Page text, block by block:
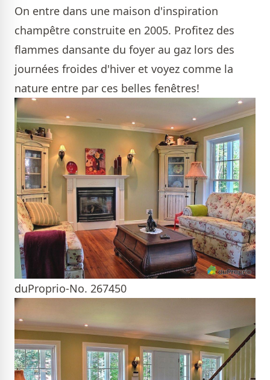
On entre dans une maison d'inspiration
champêtre construite en 2005. Profitez des
flammes dansante du foyer au gaz lors des
journées froides d'hiver et voyez comme la
nature entre par ces belles fenêtres!
duProprio-No. 267450